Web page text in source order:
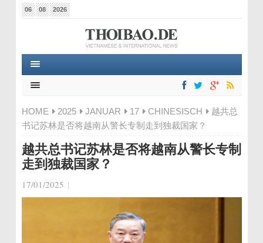
06 08 2026
HOME 2025 JANUAR 17 CHINESISCH
越共总
书记苏林是否将越南从警长专制走到独裁国家？
越共总书记苏林是否将越南从警长专制
走到独裁国家？
17/01/2025 |